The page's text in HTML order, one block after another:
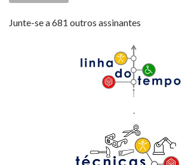
Junte-se a 681 outros assinantes
.